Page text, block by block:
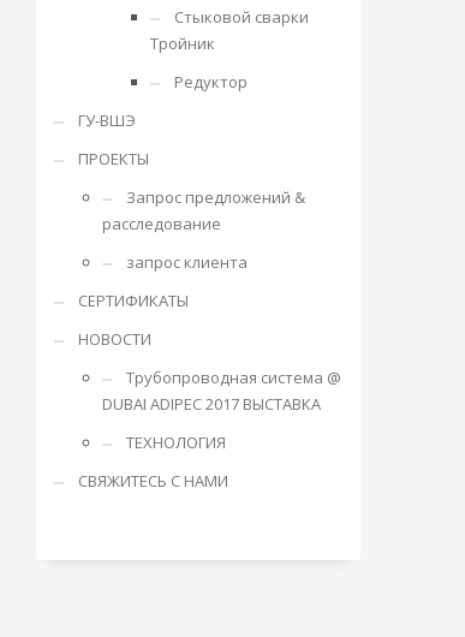
Стыковой сварки
Тройник
Редуктор
ГУ-ВШЭ
ПРОЕКТЫ
Запрос предложений &
расследование
запрос клиента
СЕРТИФИКАТЫ
НОВОСТИ
Трубопроводная система @
DUBAI ADIPEC 2017 ВЫСТАВКА
ТЕХНОЛОГИЯ
СВЯЖИТЕСЬ С НАМИ